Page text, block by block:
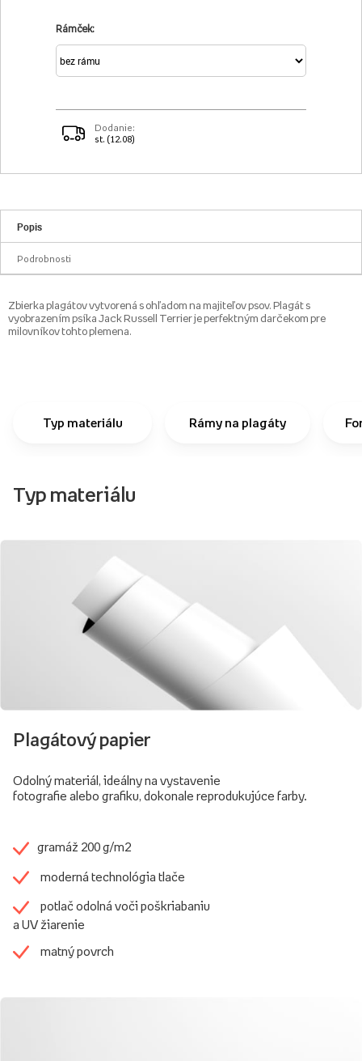
Rámček:
Dodanie:
st. (12.08)
Popis
Podrobnosti
Zbierka plagátov vytvorená s ohľadom na majiteľov psov. Plagát s
vyobrazením psíka Jack Russell Terrier je perfektným darčekom pre
milovníkov tohto plemena.
Typ materiálu Rámy na plagáty
Typ materiálu
Plagátový papier
Odolný materiál, ideálny na vystavenie
fotografie alebo grafiku, dokonale reprodukujúce farby.
gramáž 200 g/m2
moderná technológia tlače
potlač odolná voči poškriabaniu
a UV žiarenie
matný povrch